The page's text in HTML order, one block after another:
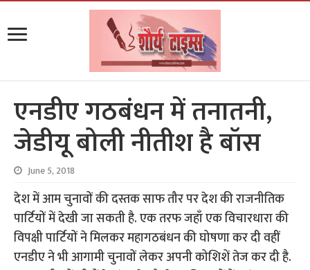
एनडीए गठबंधन में तनातनी,
जेडीयू बोली नीतीश है बॉस
June 5, 2018
देश में आम चुनावों की दस्तक साफ तौर पर देश की राजनीतिक
पार्टियों में देखी जा सकती है. एक तरफ जहाँ एक विचारधारा की
विपक्षी पार्टियों ने मिलकर महागठबंधन की घोषणा कर दी वहीं
एनडीए ने भी आगामी चुनावों लेकर अपनी कोशिशें तेज कर दी है.